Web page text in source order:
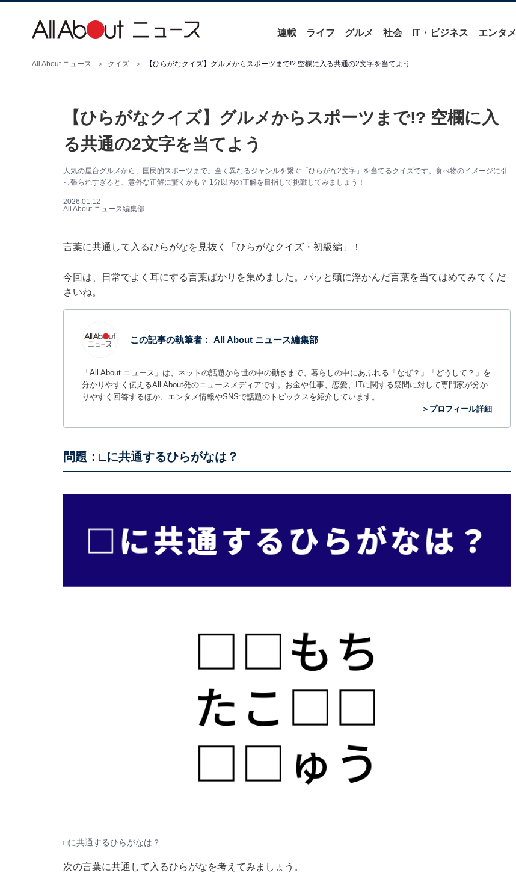
連載 ライフ グルメ 社会 IT・ビジネス エンタメ
All About ニュース クイズ 【ひらがなクイズ】グルメからスポーツまで!? 空欄に入る共通の2文字を当てよう
【ひらがなクイズ】グルメからスポーツまで!? 空欄に入
る共通の2文字を当てよう
人気の屋台グルメから、国民的スポーツまで。全く異なるジャンルを繋ぐ「ひらがな2文字」を当てるクイズです。食べ物のイメージに引
っ張られすぎると、意外な正解に驚くかも？ 1分以内の正解を目指して挑戦してみましょう！
2026.01.12
All About ニュース編集部
言葉に共通して入るひらがなを見抜く「ひらがなクイズ・初級編」！
今回は、日常でよく耳にする言葉ばかりを集めました。パッと頭に浮かんだ言葉を当てはめてみてくだ
さいね。
この記事の執筆者： All About ニュース編集部
「All About ニュース」は、ネットの話題から世の中の動きまで、暮らしの中にあふれる「なぜ？」「どうして？」を
分かりやすく伝えるAll About発のニュースメディアです。お金や仕事、恋愛、ITに関する疑問に対して専門家が分か
りやすく回答するほか、エンタメ情報やSNSで話題のトピックスを紹介しています。
＞プロフィール詳細
問題：□に共通するひらがなは？
□に共通するひらがなは？
次の言葉に共通して入るひらがなを考えてみましょう。